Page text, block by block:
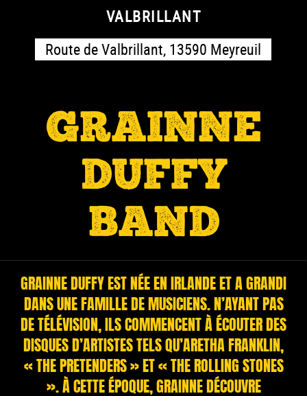
VALBRILLANT
Route de Valbrillant, 13590 Meyreuil
GRAINNE
DUFFY
BAND
GRAINNE DUFFY EST NÉE EN IRLANDE ET A GRANDI
DANS UNE FAMILLE DE MUSICIENS. N’AYANT PAS
DE TÉLÉVISION, ILS COMMENCENT À ÉCOUTER DES
DISQUES D’ARTISTES TELS QU’ARETHA FRANKLIN,
« THE PRETENDERS » ET « THE ROLLING STONES
». À CETTE ÉPOQUE, GRAINNE DÉCOUVRE